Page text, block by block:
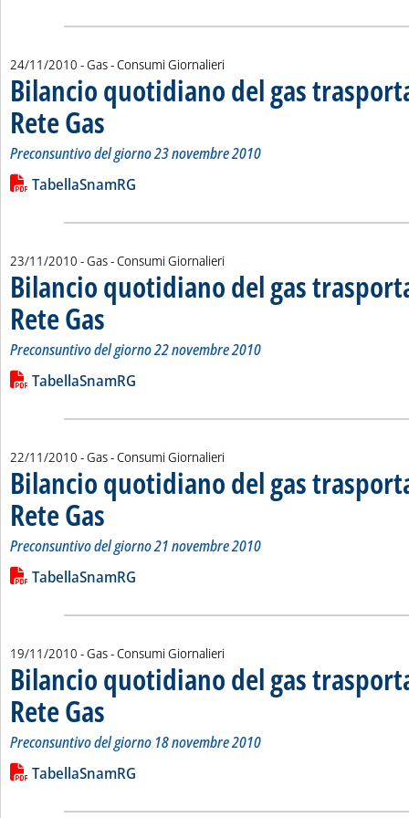
24/11/2010 - Gas - Consumi Giornalieri
Bilancio quotidiano del gas
Rete Gas . Sottotitolo: Preconsuntivo del giorno 23 novembre 2010
. Pubblicata mercoledì 24 novembre 2010 alle 15.2.
Preconsuntivo del giorno 23 novembre 2010
Leggi tutta la notizia: 'Bilancio quotidiano del gas
Lista allegati PDF alla notizia
TabellaSnamRG
23/11/2010 - Gas - Consumi Giornalieri
Bilancio quotidiano del gas
Rete Gas . Sottotitolo: Preconsuntivo del giorno 22 novembre 2010
. Pubblicata martedì 23 novembre 2010 alle 15.2.
Preconsuntivo del giorno 22 novembre 2010
Leggi tutta la notizia: 'Bilancio quotidiano del gas
Lista allegati PDF alla notizia
TabellaSnamRG
22/11/2010 - Gas - Consumi Giornalieri
Bilancio quotidiano del gas
Rete Gas . Sottotitolo: Preconsuntivo del giorno 21 novembre 2010
. Pubblicata lunedì 22 novembre 2010 alle 15.17.
Preconsuntivo del giorno 21 novembre 2010
Leggi tutta la notizia: 'Bilancio quotidiano del gas
Lista allegati PDF alla notizia
TabellaSnamRG
19/11/2010 - Gas - Consumi Giornalieri
Bilancio quotidiano del gas
Rete Gas . Sottotitolo: Preconsuntivo del giorno 18 novembre 2010
. Pubblicata venerdì 19 novembre 2010 alle 15.19.
Preconsuntivo del giorno 18 novembre 2010
Leggi tutta la notizia: 'Bilancio quotidiano del gas
Lista allegati PDF alla notizia
TabellaSnamRG